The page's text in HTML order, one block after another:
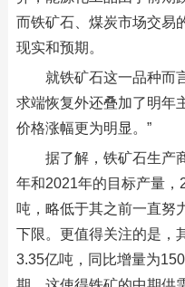
而铁矿石、煤炭市场交易
现实和预期。
就铁矿石这一品种而
求端恢复外还叠加了明年
价格涨幅更为明显。”
据了解，铁矿石生产
年和2021年的目标产量
吨，略低于其之前一直努
下限。更值得关注的是，
3.35亿吨，同比增量为